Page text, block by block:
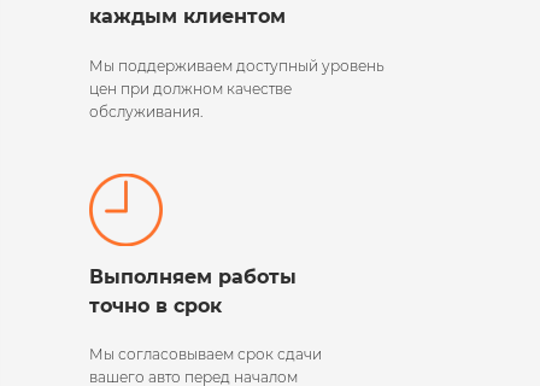
каждым клиентом
Выполняем работы
точно в срок
Мы согласовываем срок сдачи
вашего авто перед началом
Мы поддерживаем доступный уровень
цен при должном качестве
обслуживания.